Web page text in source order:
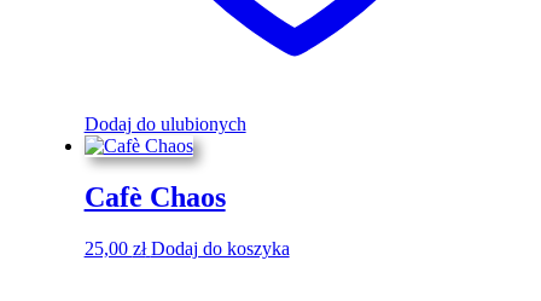
Dodaj do ulubionych
Cafè Chaos
25,00 zł Dodaj do koszyka